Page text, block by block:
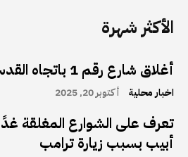
الأكثر شهرة
أغلاق شارع رقم 1 باتجاه القدس غدا الثلاثاء
اخبار محلية أكتوبر 20, 2025
تعرف على الشوارع المغلقة
أبيب بسبب زيارة ترامب